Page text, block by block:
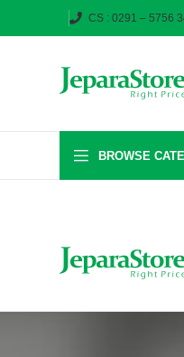
CS : 0291 – 5756
BROWSE